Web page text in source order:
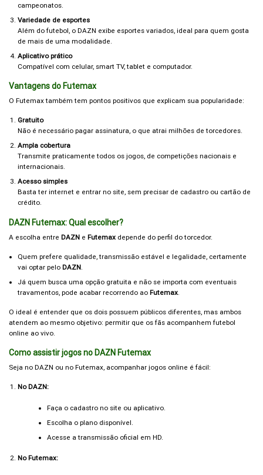
campeonatos.
Variedade de esportes
Além do futebol, o DAZN exibe esportes variados, ideal para quem gosta
de mais de uma modalidade.
Aplicativo prático
Compatível com celular, smart TV, tablet e computador.
Vantagens do Futemax
O Futemax também tem pontos positivos que explicam sua popularidade:
Gratuito
Não é necessário pagar assinatura, o que atrai milhões de torcedores.
Ampla cobertura
Transmite praticamente todos os jogos, de competições nacionais e
internacionais.
Acesso simples
Basta ter internet e entrar no site, sem precisar de cadastro ou cartão de
crédito.
DAZN Futemax: Qual escolher?
A escolha entre DAZN e Futemax depende do perfil do torcedor.
Quem prefere qualidade, transmissão estável e legalidade, certamente
vai optar peloDAZN
Já quem busca uma opção gratuita e não se importa com eventuais
travamentos, pode acabar recorrendo aoFutemax
O ideal é entender que os dois possuem públicos diferentes, mas ambos
atendem ao mesmo objetivo: permitir que os fãs acompanhem futebol
online ao vivo.
Como assistir jogos no DAZN Futemax
Seja no DAZN ou no Futemax, acompanhar jogos online é fácil:
No DAZN:
Faça o cadastro no site ou aplicativo.
Escolha o plano disponível.
Acesse a transmissão oficial em HD.
No Futemax: